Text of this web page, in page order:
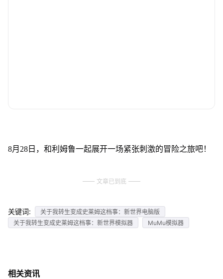
8月28日，和利姆鲁一起展开一场紧张刺激的冒险之旅吧！
文章已到底
关键词:
关于我转生变成史莱姆这档事：新世界电脑版
关于我转生变成史莱姆这档事：新世界模拟器
MuMu模拟器
相关资讯